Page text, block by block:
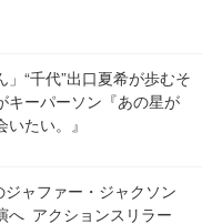
」“千代”出口夏希が歩むそ
キーパーソン『あの星が
いたい。』
ジャファー・ジャクソン
へ アクションスリラー